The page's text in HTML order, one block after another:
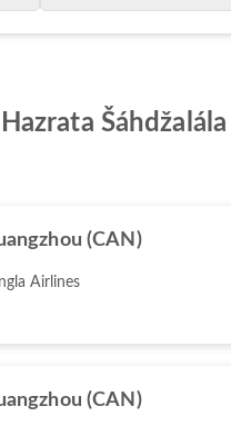
Šáhdžalála
(CAN)
Airlines
(CAN)